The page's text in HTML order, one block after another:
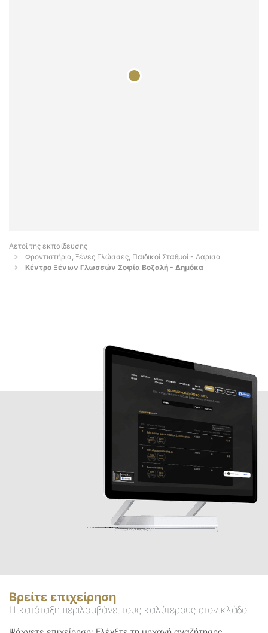
Αετοί της εκπαίδευσης
Φροντιστήρια, Ξένες Γλώσσες, Παιδικοί Σταθμοί - Λαρισα
Κέντρο Ξένων Γλωσσών Σοφία Βοζαλή - Δημόκα
Βρείτε επιχείρηση
Η κατάταξη περιλαμβάνει τους καλύτερους στον κλάδο